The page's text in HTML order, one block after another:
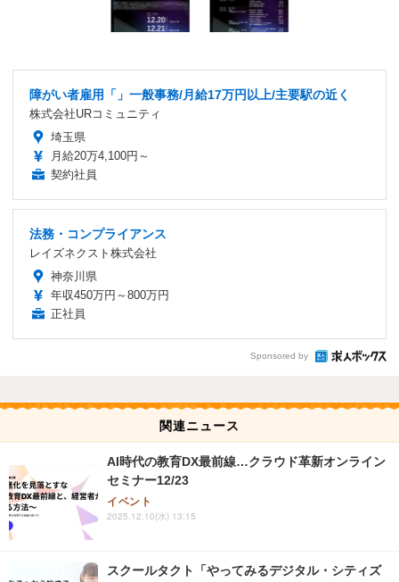
障がい者雇用「」一般事務/月給17万円以上/主要駅の近く
株式会社URコミュニティ
埼玉県
月給20万4,100円～
契約社員
法務・コンプライアンス
レイズネクスト株式会社
神奈川県
年収450万円～800万円
正社員
Sponsored by
関連ニュース
AI時代の教育DX最前線…クラウド革新オンライン
セミナー12/23
イベント
2025.12.10(水) 13:15
スクールタクト「やってみるデジタル・シティズ